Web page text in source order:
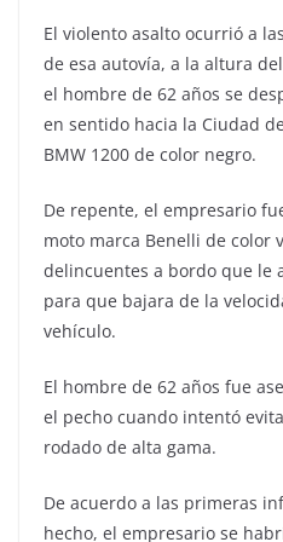
El violento asalto ocurrió a
de esa autovía, a la altura
el hombre de 62 años se
en sentido hacia la Ciudad
BMW 1200 de color negro.
De repente, el empresario
moto marca Benelli de color
delincuentes a bordo que le
para que bajara de la
vehículo.
El hombre de 62 años fue
el pecho cuando intentó
rodado de alta gama.
De acuerdo a las primeras
hecho, el empresario se